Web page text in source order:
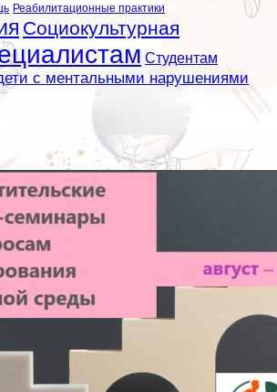
Реабилитационные практики
Социокультурная
Студентам
с ментальными нарушениями